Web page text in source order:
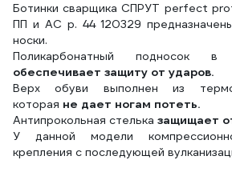
Ботинки сварщика СПРУТ perfect
ПП и АС р. 44 120329
носки.
Поликарбонатный подносок в
обеспечивает защиту от ударов.
Верх обуви выполнен из
которая не дает ногам потеть.
Антипрокольная стелька защищает
У данной модели
крепления с последующей